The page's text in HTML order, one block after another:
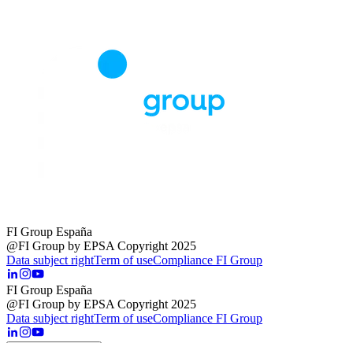
FI Group España
@FI Group by EPSA Copyright 2025
Data subject rightTerm of useCompliance FI Group
FI Group España
@FI Group by EPSA Copyright 2025
Data subject rightTerm of useCompliance FI Group